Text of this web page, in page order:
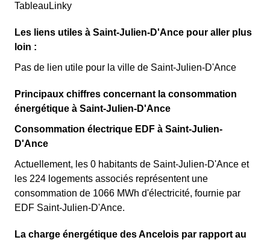
TableauLinky
Les liens utiles à Saint-Julien-D'Ance pour aller plus
loin :
Pas de lien utile pour la ville de Saint-Julien-D'Ance
Principaux chiffres concernant la consommation
énergétique à Saint-Julien-D'Ance
Consommation électrique EDF à Saint-Julien-
D'Ance
Actuellement, les 0 habitants de Saint-Julien-D'Ance et
les 224 logements associés représentent une
consommation de 1066 MWh d'électricité, fournie par
EDF Saint-Julien-D'Ance.
La charge énergétique des Ancelois par rapport au